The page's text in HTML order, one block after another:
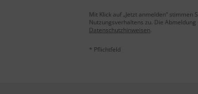
Mit Klick auf „Jetzt anmelden“
Nutzungsverhaltens zu. Die
Datenschutzhinweisen.
* Pflichtfeld